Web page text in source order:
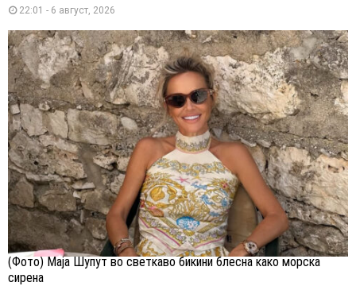
22:01 - 6 август, 2026
(Фото) Маја Шупут во светкаво бикини блесна како морска
сирена